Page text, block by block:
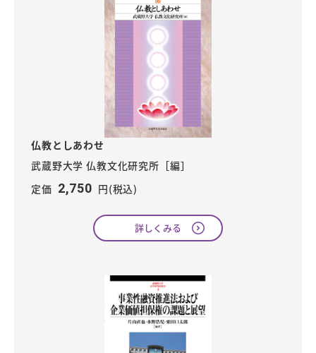
仏教としあわせ
武蔵野大学 仏教文化研究所［編］
定価 2,750 円(税込)
詳しくみる